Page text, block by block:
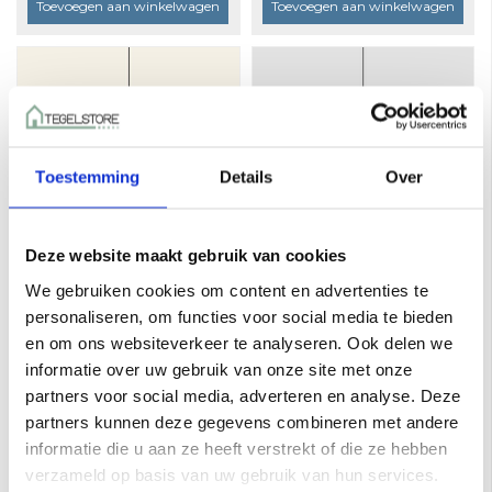
Toestemming Details Over
Deze website maakt gebruik van cookies
We gebruiken cookies om content en advertenties te
personaliseren, om functies voor social media te bieden
en om ons websiteverkeer te analyseren. Ook delen we
informatie over uw gebruik van onze site met onze
partners voor social media, adverteren en analyse. Deze
partners kunnen deze gegevens combineren met andere
informatie die u aan ze heeft verstrekt of die ze hebben
verzameld op basis van uw gebruik van hun services.
Toevoegen aan winkelwagen Toevoegen aan winkelwagen
Mosa Holland 15X15
0497 M Roomwit
Glans a 1 m²
€21,69 per M²
Toevoegen aan winkelwagen
Mosa Global Collection
15x15 13100 Wit glans a
1 m²
€35,86 per M²
Toevoegen aan winkelwagen